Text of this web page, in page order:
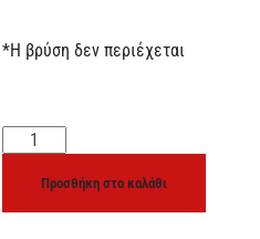
*Η βρύση δεν περιέχεται
Προσθήκη στο καλάθι